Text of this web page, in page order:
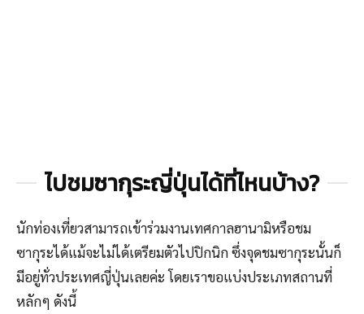
ไปชมซากุระญี่ปุ่นได้ที่ไหนบ้าง?
นักท่องเที่ยวสามารถเข้าร่วมงานเทศกาลฮานามิหรือชม
ซากุระได้แม้จะไม่ได้เตรียมตัวไปปิกนิก ซึ่งจุดชมซากุระนั้นก็
มีอยู่ทั่วประเทศญี่ปุ่นเลยค่ะ โดยเราขอแบ่งประเภทสถานที่
หลักๆ ดังนี้